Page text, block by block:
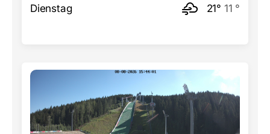
Dienstag 21° 11 °